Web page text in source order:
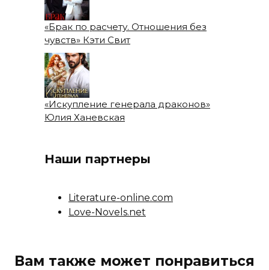
«Брак по расчету. Отношения без
чувств» Кэти Свит
«Искупление генерала драконов»
Юлия Ханевская
Наши партнеры
Literature-online.com
Love-Novels.net
Вам также может понравиться